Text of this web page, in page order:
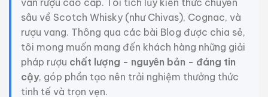
3.450.000 ₫
Zalo Hotline
19.280.000₫
Zalo Hotline
Giới Thiệu Một Số Mẫu Rượu Whisky
vấn rượu cao cấp. Tôi tích lũy kiến thức chuyên
sâu về Scotch Whisky (như Chivas), Cognac, và
rượu vang. Thông qua các bài Blog được chia sẻ,
tôi mong muốn mang đến khách hàng những giải
pháp rượu chất lượng - nguyên bản - đáng tin
cậy, góp phần tạo nên trải nghiệm thưởng thức
tinh tế và trọn vẹn.